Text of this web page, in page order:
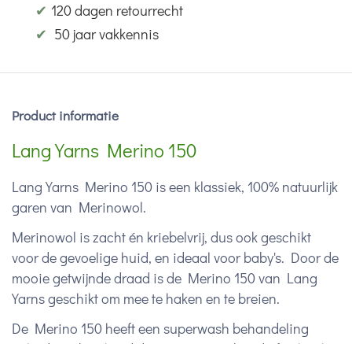
✔ 120 dagen retourrecht
✔ 50 jaar vakkennis
Product informatie
Lang Yarns Merino 150
Lang Yarns Merino 150 is een klassiek, 100% natuurlijk
garen van Merinowol.
Merinowol is zacht én kriebelvrij, dus ook geschikt
voor de gevoelige huid, en ideaal voor baby's. Door de
mooie getwijnde draad is de Merino 150 van Lang
Yarns geschikt om mee te haken en te breien.
De Merino 150 heeft een superwash behandeling